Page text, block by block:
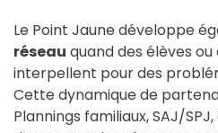
Le Point Jaune développe
réseau quand des élèves
interpellent pour des
Cette dynamique de
Plannings familiaux, SAJ/